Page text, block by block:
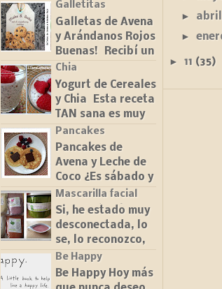
al fin cr...
quiero hablar de
este libro que
tanto me ha
gustado y que
tengo siempre
cerca del sofá, ...
Galletitas
Galletas de Avena
y Arándanos Rojos
Buenas! Recibí un
bonito regalo de
una amiga hace
muy poquito y
decidí llevarlo a
una fiesta...
Chia
Yogurt de Cereales
y Chia Esta receta
TAN sana es muy
facilita. Yo uso
normalmente
yogures naturales
BIO procedentes
de leche an...
Pancakes
Pancakes de
Avena y Leche de
Coco ¿Es sábado y
qué toca?
Pancakes!
después de
probar varias
recetas, por fín he
conseguido una
masa de ...
Mascarilla facial
100% Natural
Si, he estado muy
desconectada, lo
se, lo reconozco,
no lo volveré a
hacer ;) Vuelvo
para contaros un
Be Happy
Be Happy Hoy más
► abril
►
► 11 (35)